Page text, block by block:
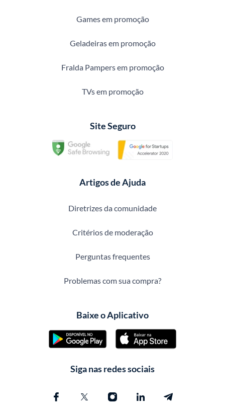
Games em promoção
Geladeiras em promoção
Fralda Pampers em promoção
TVs em promoção
Site Seguro
Artigos de Ajuda
Diretrizes da comunidade
Critérios de moderação
Perguntas frequentes
Problemas com sua compra?
Baixe o Aplicativo
Siga nas redes sociais